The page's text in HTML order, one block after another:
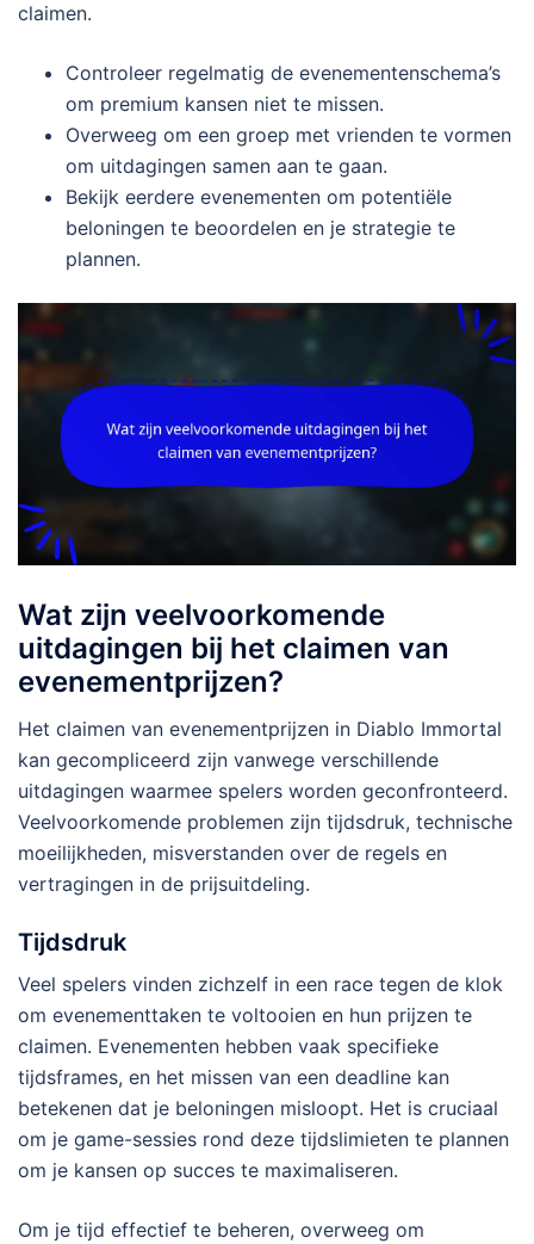
claimen.
Controleer regelmatig de evenementenschema’s
om premium kansen niet te missen.
Overweeg om een groep met vrienden te vormen
om uitdagingen samen aan te gaan.
Bekijk eerdere evenementen om potentiële
beloningen te beoordelen en je strategie te
plannen.
Wat zijn veelvoorkomende
uitdagingen bij het claimen van
evenementprijzen?
Het claimen van evenementprijzen in Diablo Immortal
kan gecompliceerd zijn vanwege verschillende
uitdagingen waarmee spelers worden geconfronteerd.
Veelvoorkomende problemen zijn tijdsdruk, technische
moeilijkheden, misverstanden over de regels en
vertragingen in de prijsuitdeling.
Tijdsdruk
Veel spelers vinden zichzelf in een race tegen de klok
om evenementtaken te voltooien en hun prijzen te
claimen. Evenementen hebben vaak specifieke
tijdsframes, en het missen van een deadline kan
betekenen dat je beloningen misloopt. Het is cruciaal
om je game-sessies rond deze tijdslimieten te plannen
om je kansen op succes te maximaliseren.
Om je tijd effectief te beheren, overweeg om